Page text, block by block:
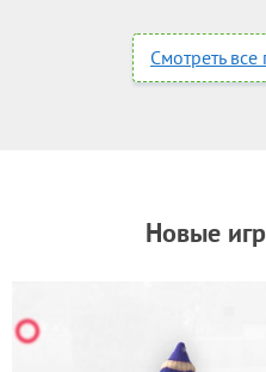
Смотреть
Новые